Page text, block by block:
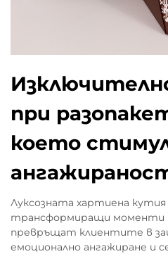
при
което
Луксозната хартиена кутия
трансформиращи моменти
превръщат клиентите в
емоционално ангажиране и